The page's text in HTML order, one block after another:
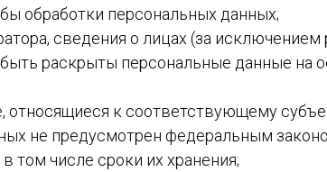
обработки персональных данных;
сведения о лицах (за
раскрыты персональные данные на
к соответствующему
не предусмотрен федеральным
том числе сроки их хранения;